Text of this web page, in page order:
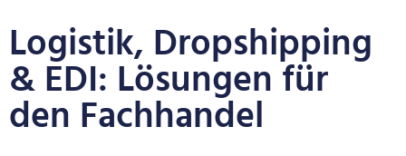
Logistik, Dropshipping
& EDI: Lösungen für
den Fachhandel